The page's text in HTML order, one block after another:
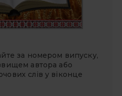
за номером випуску,
автора або
слів у віконце